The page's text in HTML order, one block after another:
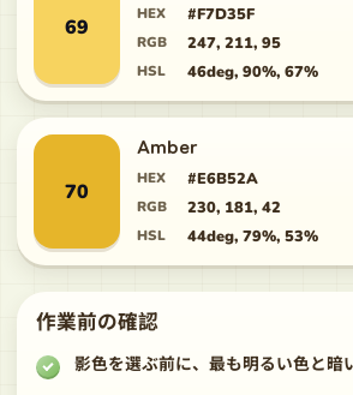
69
HEX #F7D35F
RGB 247, 211, 95
HSL 46deg, 90%, 67%
70
Amber
HEX #E6B52A
RGB 230, 181, 42
HSL 44deg, 79%, 53%
作業前の確認
影色を選ぶ前に、最も明るい色と暗